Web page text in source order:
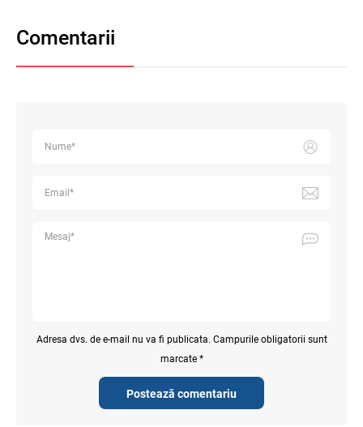
Comentarii
Postează comentariu
Adresa dvs. de e-mail nu va fi publicata. Campurile obligatorii sunt
marcate *